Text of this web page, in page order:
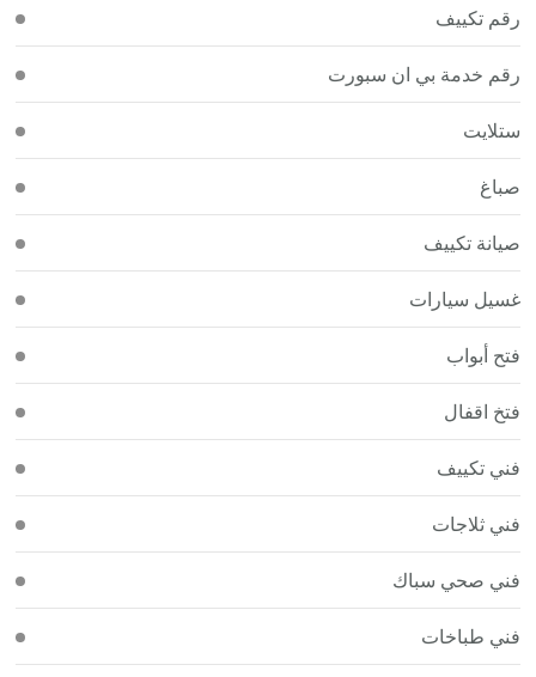
رقم تكييف
رقم خدمة بي ان سبورت
ستلايت
صباغ
صيانة تكييف
غسيل سيارات
فتح أبواب
فتخ اقفال
فني تكييف
فني ثلاجات
فني صحي سباك
فني طباخات